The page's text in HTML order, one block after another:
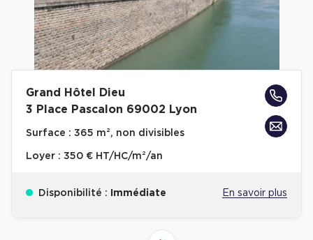
Grand Hôtel Dieu
3 Place Pascalon 69002 Lyon
Surface : 365 m², non divisibles
Loyer : 350 € HT/HC/m²/an
Disponibilité : Immédiate En savoir plus